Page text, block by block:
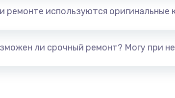
ремонте используются оригинальные
ли срочный ремонт? Могу при